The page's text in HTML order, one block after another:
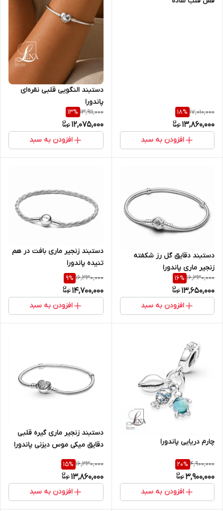
17,010,000
18%
13,860,000
افزودن به سبد
دستبند النگویی قلبی نقره‌ای
پاندورا
13,911,000
13%
12,075,000
افزودن به سبد
دستبند دقایق گل رز شکفته
زنجیر ماری پاندورا
16,330,000
16%
13,650,000
افزودن به سبد
دستبند زنجیر ماری بافت در هم
تنیده پاندورا
16,330,000
9%
14,700,000
افزودن به سبد
چارم دریایی پاندورا
4,900,000
20%
3,900,000
افزودن به سبد
دستبند زنجیر ماری گیره قلبی
دقایق میکی موس دیزنی پاندورا
16,330,000
15%
13,860,000
افزودن به سبد